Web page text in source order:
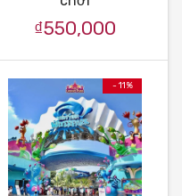
₫550,000
- 11%